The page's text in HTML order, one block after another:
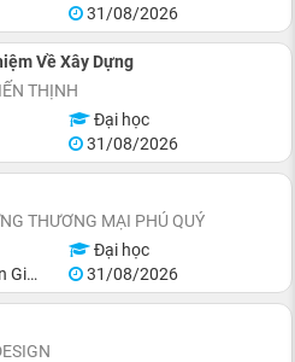
31/08/2026
Về Xây Dựng
THỊNH
Đại học
31/08/2026
THƯƠNG MẠI PHÚ QUÝ
Đại học
Trăng
31/08/2026